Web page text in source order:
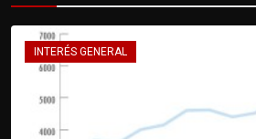
INTERÉS GENERAL